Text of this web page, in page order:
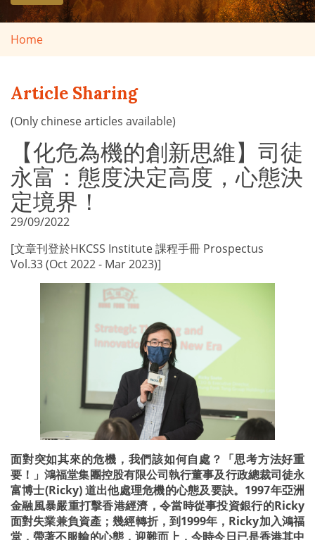
Home
Article Sharing
(Only chinese articles available)
【化危為機的創新思維】司徒
永富：態度決定高度，心態決
定境界！
29/09/2022
[文章刊登於HKCSS Institute 課程手冊 Prospectus
Vol.33 (Oct 2022 - Mar 2023)]
面對突如其來的危機，我們該如何自處？「思考方法好重
要！」鴻福堂集團控股有限公司執行董事及行政總裁司徒永
富博士(Ricky) 道出他處理危機的心態及要訣。1997年亞洲
金融風暴嚴重打擊香港經濟，令當時從事投資銀行的Ricky
面對失業兼負資產；幾經轉折，到1999年，Ricky加入鴻福
堂，帶著不服輸的心態，迎難而上，今時今日已是香港其中